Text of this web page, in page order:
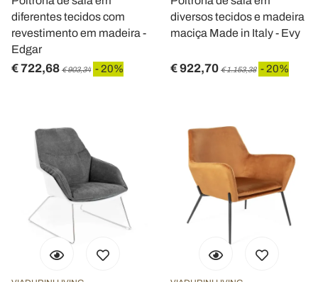
diferentes tecidos com
revestimento em madeira -
Edgar
€ 722,68 € 903,34 - 20%
diversos tecidos e madeira
maciça Made in Italy - Evy
€ 922,70 € 1.153,38 - 20%